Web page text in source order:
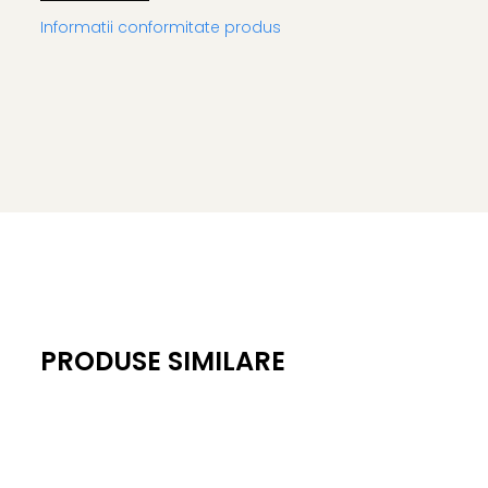
Informatii conformitate produs
PRODUSE SIMILARE